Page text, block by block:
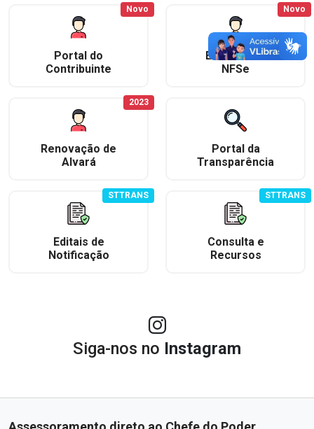
Portal do
Contribuinte
Novo
Emissão de
NFSe
Novo
Renovação de
Alvará
2023
Portal da
Transparência
Editais de
Notificação
STTRANS
Consulta e
Recursos
STTRANS
Siga-nos no Instagram